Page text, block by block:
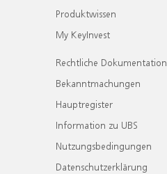
Produktwissen
My KeyInvest
Rechtliche Dokumentation
Bekanntmachungen
Hauptregister
Information zu UBS
Nutzungsbedingungen
Datenschutzerklärung